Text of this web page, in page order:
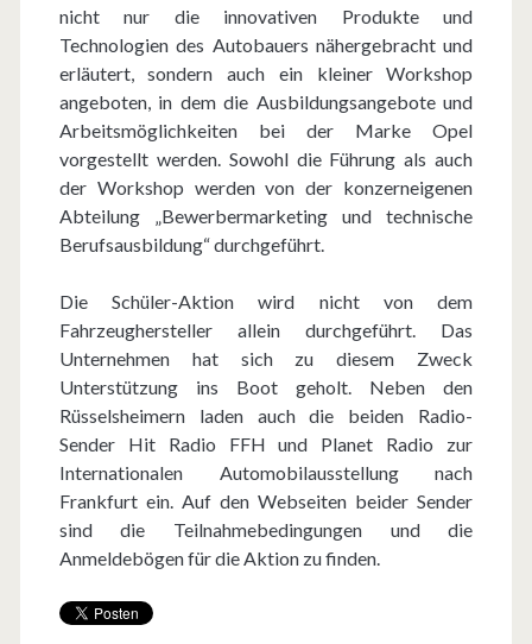
nicht nur die innovativen Produkte und
Technologien des Autobauers nähergebracht und
erläutert, sondern auch ein kleiner Workshop
angeboten, in dem die Ausbildungsangebote und
Arbeitsmöglichkeiten bei der Marke Opel
vorgestellt werden. Sowohl die Führung als auch
der Workshop werden von der konzerneigenen
Abteilung „Bewerbermarketing und technische
Berufsausbildung“ durchgeführt.
Die Schüler-Aktion wird nicht von dem
Fahrzeughersteller allein durchgeführt. Das
Unternehmen hat sich zu diesem Zweck
Unterstützung ins Boot geholt. Neben den
Rüsselsheimern laden auch die beiden Radio-
Sender Hit Radio FFH und Planet Radio zur
Internationalen Automobilausstellung nach
Frankfurt ein. Auf den Webseiten beider Sender
sind die Teilnahmebedingungen und die
Anmeldebögen für die Aktion zu finden.